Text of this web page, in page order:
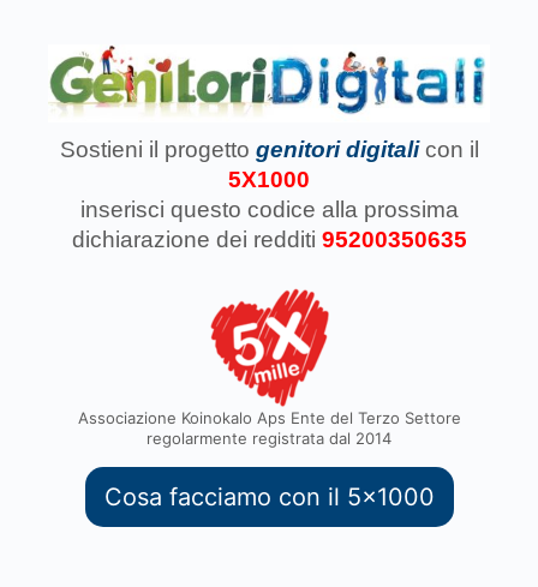
Sostieni il progetto genitori digitali con il
5X1000
inserisci questo codice alla prossima
dichiarazione dei redditi 95200350635
Associazione Koinokalo Aps Ente del Terzo Settore
regolarmente registrata dal 2014
Cosa facciamo con il 5x1000